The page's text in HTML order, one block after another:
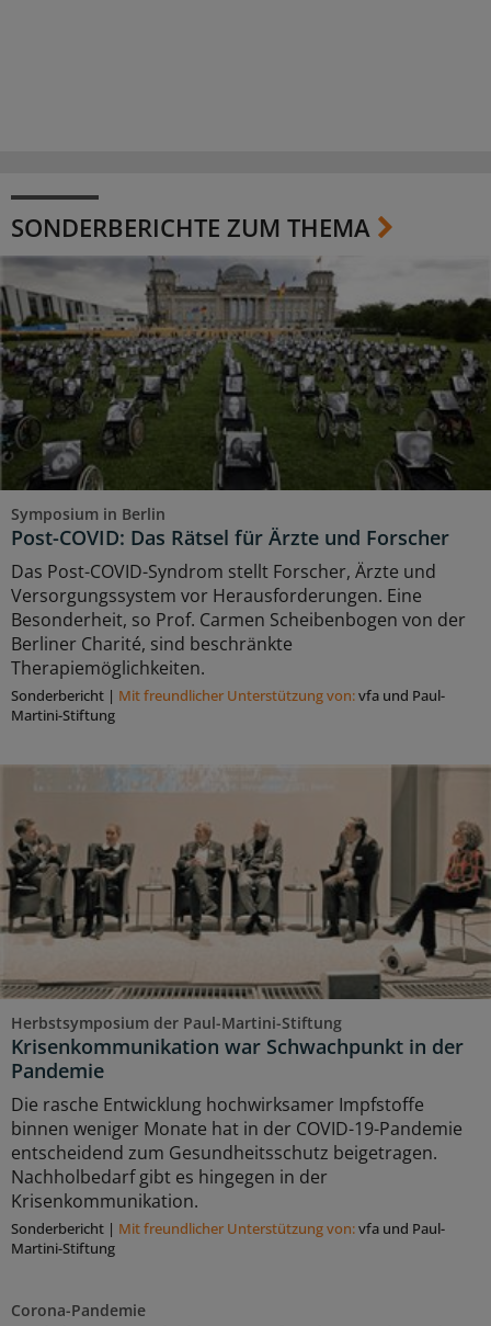
SONDERBERICHTE ZUM THEMA
Symposium in Berlin
Post-COVID: Das Rätsel für Ärzte und Forscher
Das Post-COVID-Syndrom stellt Forscher, Ärzte und
Versorgungssystem vor Herausforderungen. Eine
Besonderheit, so Prof. Carmen Scheibenbogen von der
Berliner Charité, sind beschränkte
Therapiemöglichkeiten.
Sonderbericht | Mit freundlicher Unterstützung von:vfa und Paul-
Martini-Stiftung
Herbstsymposium der Paul-Martini-Stiftung
Krisenkommunikation war Schwachpunkt in der
Pandemie
Die rasche Entwicklung hochwirksamer Impfstoffe
binnen weniger Monate hat in der COVID-19-Pandemie
entscheidend zum Gesundheitsschutz beigetragen.
Nachholbedarf gibt es hingegen in der
Krisenkommunikation.
Sonderbericht | Mit freundlicher Unterstützung von:vfa und Paul-
Martini-Stiftung
Corona-Pandemie